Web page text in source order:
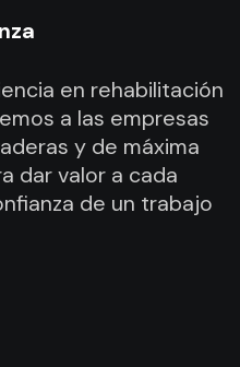
en rehabilitación
a las empresas
y de máxima
dar valor a cada
de un trabajo